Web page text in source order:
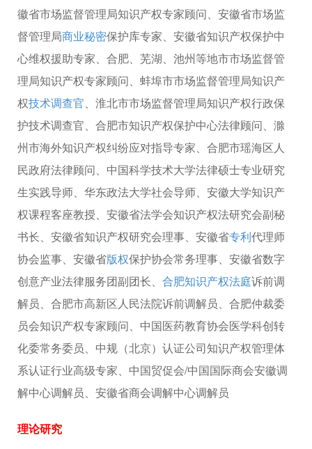
徽省市场监督管理局知识产权专家顾问、安徽省市场监
督管理局商业秘密保护库专家、安徽省知识产权保护中
心维权援助专家、合肥、芜湖、池州等地市市场监督管
理局知识产权专家顾问、蚌埠市市场监督管理局知识产
权技术调查官 、淮北市市场监督管理局知识产权行政保
护技术调查官、合肥市知识产权保护中心法律顾问、滁
州市海外知识产权纠纷应对指导专家、合肥市瑶海区人
民政府法律顾问、中国科学技术大学法律硕士专业研究
生实践导师、华东政法大学社会导师、安徽大学知识产
权课程客座教授、安徽省法学会知识产权法研究会副秘
书长、安徽省知识产权研究会理事、安徽省专利代理师
协会监事、安徽省版权保护协会常务理事、安徽省数字
创意产业法律服务团副团长、 合肥知识产权法庭诉前调
解员、合肥市高新区人民法院诉前调解员、合肥仲裁委
员会知识产权专家顾问、中国医药教育协会医学科创转
化委常务委员、中规（北京）认证公司知识产权管理体
系认证行业高级专家、中国贸促会/中国国际商会安徽调
解中心调解员、安徽省商会调解中心调解员
理论研究